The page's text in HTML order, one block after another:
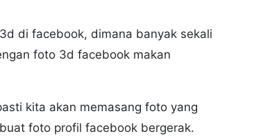
di facebook, dimana banyak sekali
foto 3d facebook makan
kita akan memasang foto yang
foto profil facebook bergerak.